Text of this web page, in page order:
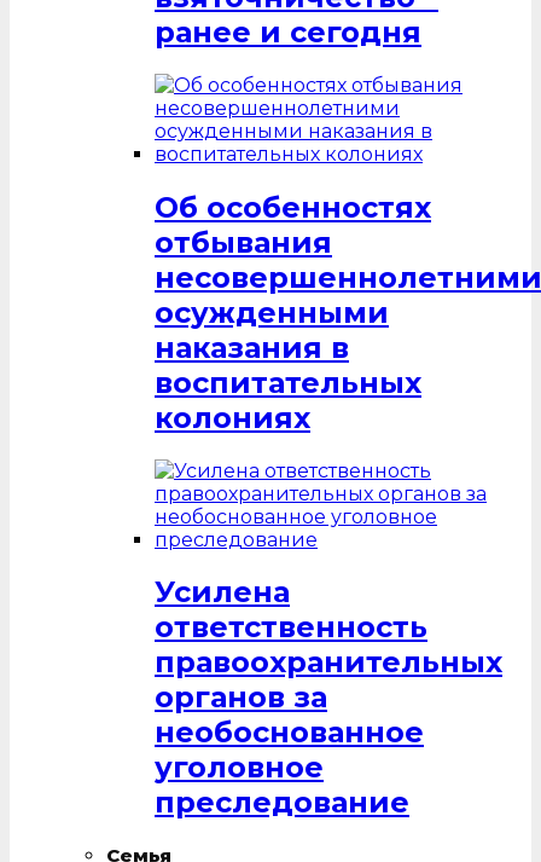
ранее и сегодня
Об особенностях
отбывания
несовершеннолетними
осужденными
наказания в
воспитательных
колониях
Усилена
ответственность
правоохранительных
органов за
необоснованное
уголовное
преследование
Семья